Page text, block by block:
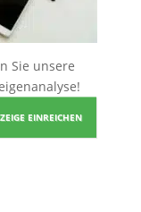
Sie unsere
EINREICHEN